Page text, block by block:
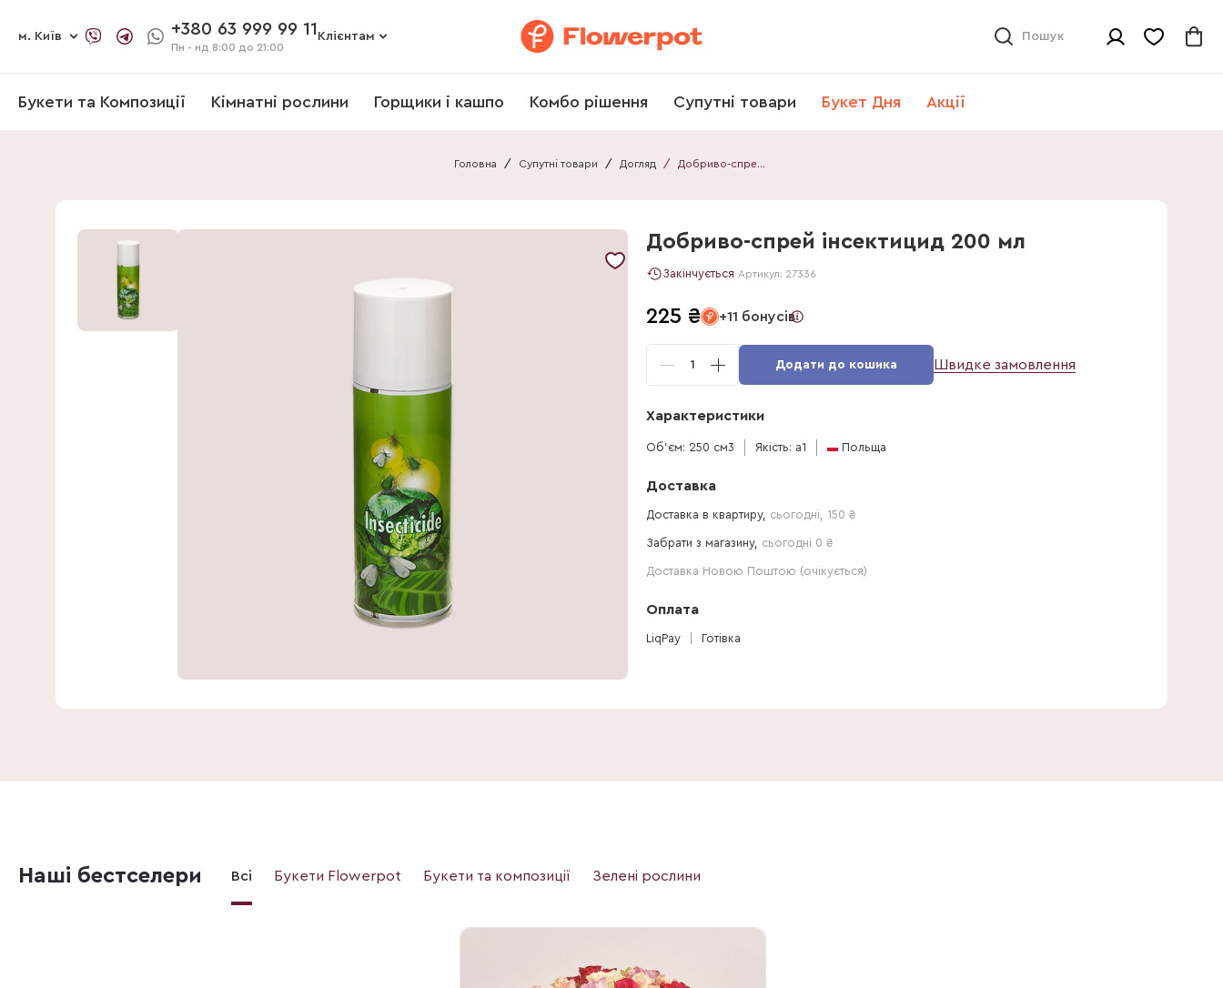
м. Київ +380 63 999 99 11
Пн - нд 8:00 до 21:00
Клієнтам Пошук
Букети та Композиції Кімнатні рослини Горщики і кашпо Комбо рішення Супутні товари Букет Дня Акції
Головна / Супутні товари / Догляд / Добриво-спрей інсектицид 200 мл
Добриво-спрей інсектицид 200 мл
Закінчується Артикул: 27336
225 ₴ +11 бонусів
1 Додати до кошика Швидке замовлення
Характеристики
Об'єм: 250 см3 Якість: a1 Польща
Доставка
Доставка в квартиру, сьогодні 150 ₴
Забрати з магазину, сьогодні 0 ₴
Доставка Новою Поштою (очікується)
Оплата
LiqPay Готівка
Наші бестселери Всі Букети Flowerpot Букети та композиції Зелені рослини